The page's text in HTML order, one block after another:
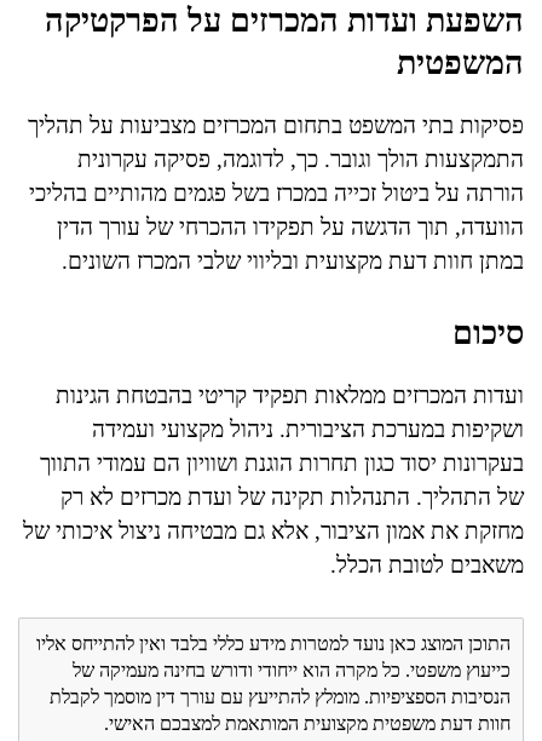
השפעת ועדות המכרזים על הפרקטיקה
המשפטית
פסיקות בתי המשפט בתחום המכרזים מצביעות על תהליך
התמקצעות הולך וגובר. כך, לדוגמה, פסיקה עקרונית
הורתה על ביטול זכייה במכרז בשל פגמים מהותיים בהליכי
הוועדה, תוך הדגשה על תפקידו ההכרחי של עורך הדין
במתן חוות דעת מקצועית ובליווי שלבי המכרז השונים.
סיכום
ועדות המכרזים ממלאות תפקיד קריטי בהבטחת הגינות
ושקיפות במערכת הציבורית. ניהול מקצועי ועמידה
בעקרונות יסוד כגון תחרות הוגנת ושוויון הם עמודי התווך
של התהליך. התנהלות תקינה של ועדת מכרזים לא רק
מחזקת את אמון הציבור, אלא גם מבטיחה ניצול איכותי של
משאבים לטובת הכלל.
התוכן המוצג כאן נועד למטרות מידע כללי בלבד ואין להתייחס אליו
כייעוץ משפטי. כל מקרה הוא ייחודי ודורש בחינה מעמיקה של
הנסיבות הספציפיות. מומלץ להתייעץ עם עורך דין מוסמך לקבלת
חוות דעת משפטית מקצועית המותאמת למצבכם האישי.